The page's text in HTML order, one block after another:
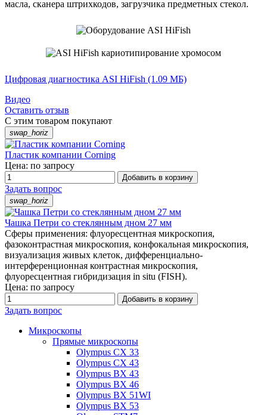
масла, сканера штрихкодов, загрузчика предметных стекол.
Цифровая диагностика ASI HiFish (1.09 МБ)
Видео
Оставить отзыв
С этим товаром покупают
swap_horiz
Пластик компании Corning
Цена: по запросу
Добавить в корзину
Задать вопрос
swap_horiz
Чашка Петри со стеклянным дном 27 мм
Сферы применения: флуоресцентная микроскопия,
фазоконтрастная микроскопия, конфокальная микроскопия,
визуализация живых клеток, дифференциально-
интерференционная контрастная микроскопия,
флуоресцентная гибридизация in situ (FISH).
Цена: по запросу
Добавить в корзину
Задать вопрос
Микроскопы
Прямые микроскопы
Olympus CX 33
Olympus CX 43
Olympus BX 43
Olympus BX 46
Olympus BX 51WI
Olympus BX 53